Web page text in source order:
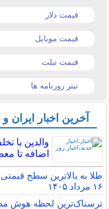
قیمت دلار
قیمت موبایل
قیمت تبلت
تیتر روزنامه ها
آخرین اخبار ایران
والدین با
اضافه تا
طلا به بالاترین سطح
۱۶ مرداد ۱۴۰۵
ترسناک‌ترین لحظه هوش